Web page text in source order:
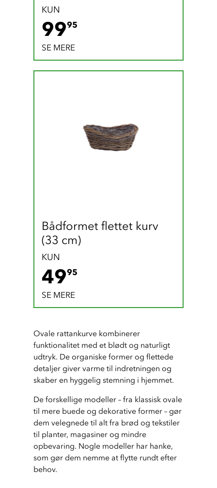
KUN
9995
SE MERE
Bådformet flettet kurv
(33 cm)
KUN
4995
SE MERE
Ovale rattankurve kombinerer
funktionalitet med et blødt og naturligt
udtryk. De organiske former og flettede
detaljer giver varme til indretningen og
skaber en hyggelig stemning i hjemmet.
De forskellige modeller – fra klassisk ovale
til mere buede og dekorative former – gør
dem velegnede til alt fra brød og tekstiler
til planter, magasiner og mindre
opbevaring. Nogle modeller har hanke,
som gør dem nemme at flytte rundt efter
behov.